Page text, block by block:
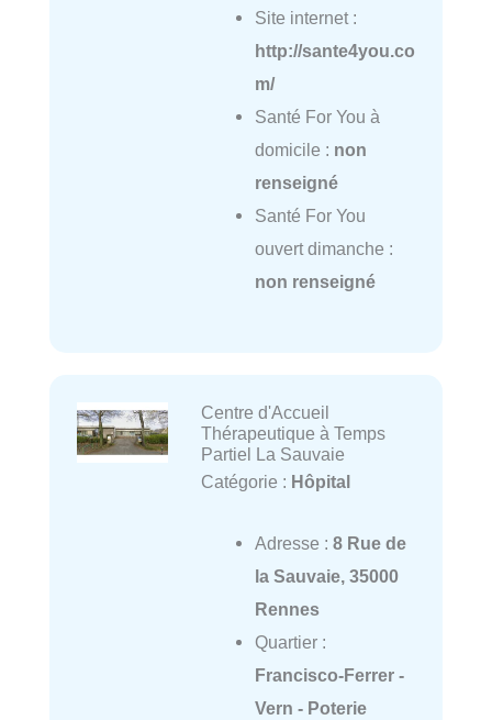
Site internet :
http://sante4you.co
m/
Santé For You à
domicile : non
renseigné
Santé For You
ouvert dimanche :
non renseigné
Centre d'Accueil
Thérapeutique à Temps
Partiel La Sauvaie
Catégorie : Hôpital
Adresse : 8 Rue de
la Sauvaie, 35000
Rennes
Quartier :
Francisco-Ferrer -
Vern - Poterie